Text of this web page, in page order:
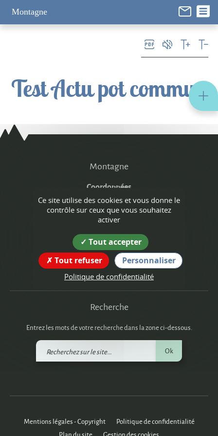
Montagne
Test Actu pot commun
Montagne
Coordonnées
de la mairie
262 rue du Village,
38160 Montagne
tél : 04 76 36 40 15
Suivez nous !
Recherche
Entrez les mots de votre recherche dans la zone ci-dessous.
Recherchez
Ok
Mentions légales - Copyright
Politique de confidentialité
Ce site utilise des cookies et vous donne le
contrôle sur ceux que vous souhaitez
activer
Tout accepter
Tout refuser
Personnaliser
Politique de confidentialité